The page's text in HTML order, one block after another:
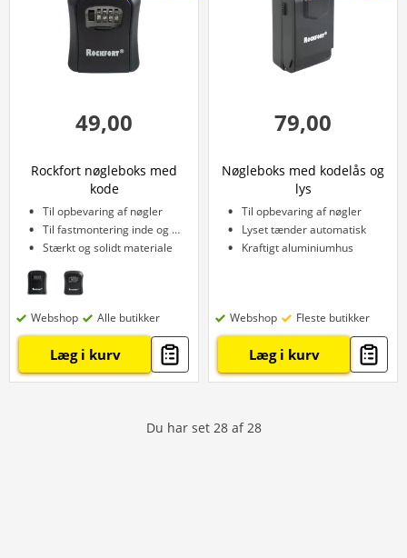
49,00
Rockfort nøgleboks med
kode
Til opbevaring af nøgler
Til fastmontering inde og ude
Stærkt og solidt materiale
Webshop Alle butikker
Læg i kurv
79,00
Nøgleboks med kodelås og
lys
Til opbevaring af nøgler
Lyset tænder automatisk
Kraftigt aluminiumhus
Webshop Fleste butikker
Læg i kurv
Du har set 28 af 28